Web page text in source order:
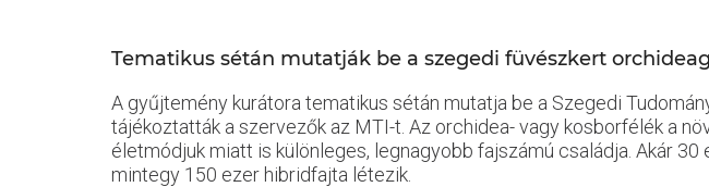
Tematikus sétán mutatják be a szegedi füvészkert
A gyűjtemény kurátora tematikus sétán mutatja be a Szegedi
tájékoztatták a szervezők az MTI-t. Az orchidea- vagy kosborfélék a
életmódjuk miatt is különleges, legnagyobb fajszámú családja. Akár
mintegy 150 ezer hibridfajta létezik.